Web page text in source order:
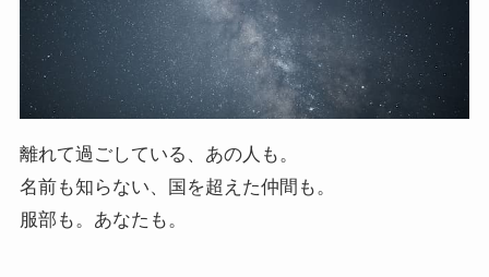
離れて過ごしている、あの人も。
名前も知らない、国を超えた仲間も。
服部も。あなたも。